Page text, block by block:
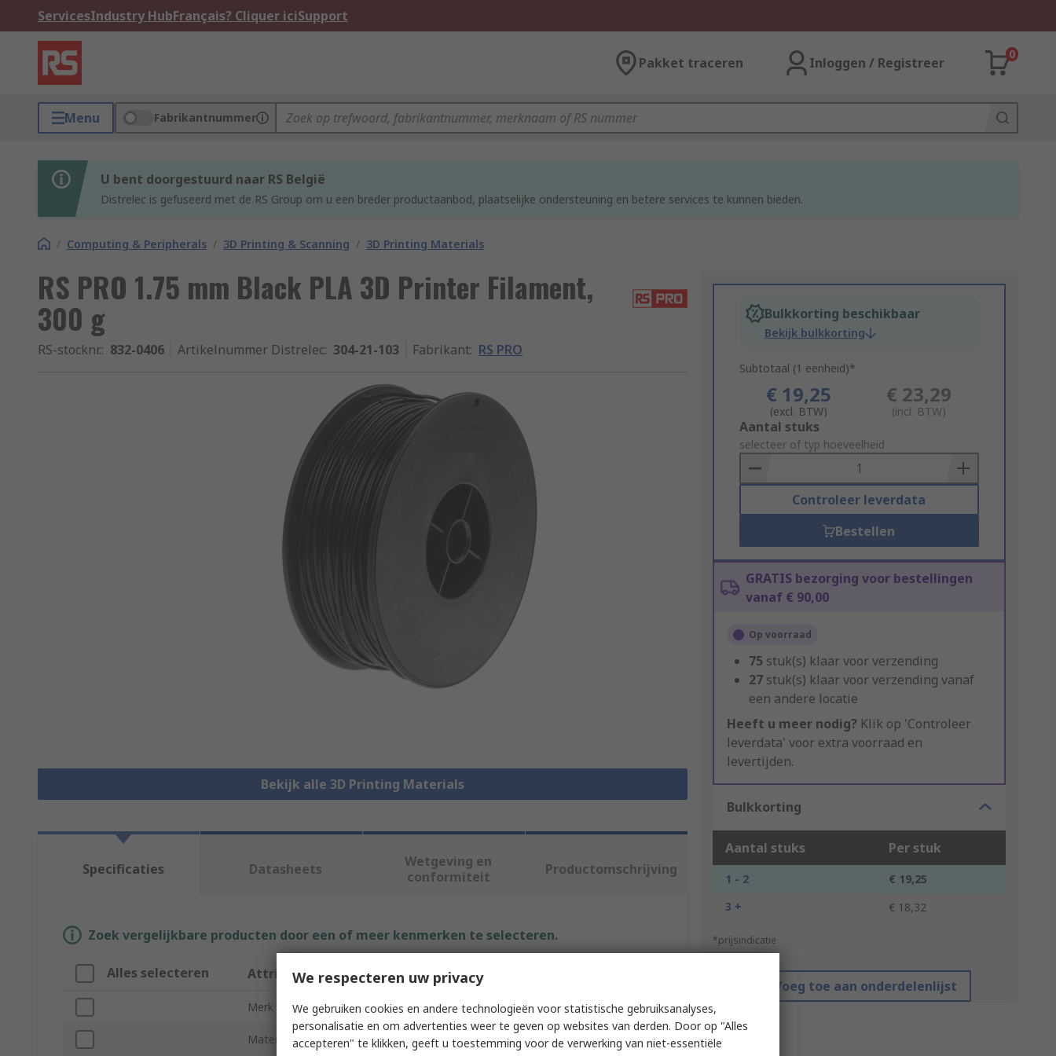
ServicesIndustry HubFrançais? Cliquer iciSupport
Pakket traceren Inloggen / Registreer
0
Menu Fabrikantnummer
U bent doorgestuurd naar RS België
Distrelec is gefuseerd met de RS Group om u een breder productaanbod, plaatselijke ondersteuning en betere services te kunnen bieden.
/ Computing & Peripherals / 3D Printing & Scanning / 3D Printing Materials
RS PRO 1.75 mm Black PLA 3D Printer Filament,
300 g
RS-stocknr.: 832-0406 Artikelnummer Distrelec: 304-21-103 Fabrikant: RS PRO
Bekijk alle 3D Printing Materials
Bulkkorting beschikbaar
Bekijk bulkkorting
Subtotaal (1 eenheid)*
€ 19,25
(excl. BTW)
€ 23,29
(incl. BTW)
Add
to
Basket
Aantal stuks
selecteer of typ hoeveelheid
Controleer leverdata
Bestellen
GRATIS bezorging voor bestellingen
vanaf € 90,00
Op voorraad
75 stuk(s) klaar voor verzending
27 stuk(s) klaar voor verzending vanaf
een andere locatie
Heeft u meer nodig? Klik op 'Controleer
leverdata' voor extra voorraad en
levertijden.
Bulkkorting
Aantal stuks Per stuk
1 - 2
€ 19,25
3 +
€ 18,32
*prijsindicatie
Voeg toe aan onderdelenlijst
Specificaties Datasheets
Wetgeving en
conformiteit
Productomschrijving
Zoek vergelijkbare producten door een of meer kenmerken te selecteren.
Alles selecteren Attribuut Waarde
Merk RS PRO
Material Type Polylactic Acid
We respecteren uw privacy
We gebruiken cookies en andere technologieën voor statistische gebruiksanalyses,
personalisatie en om advertenties weer te geven op websites van derden. Door op "Alles
accepteren" te klikken, geeft u toestemming voor de verwerking van niet-essentiële